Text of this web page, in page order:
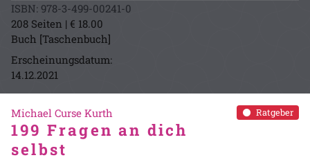
ISBN: 978-3-499-00241-0
208 Seiten | € 18.00
Buch [Taschenbuch]
Erscheinungsdatum:
14.12.2021
Ratgeber
Michael Curse Kurth
199 Fragen an dich
selbst